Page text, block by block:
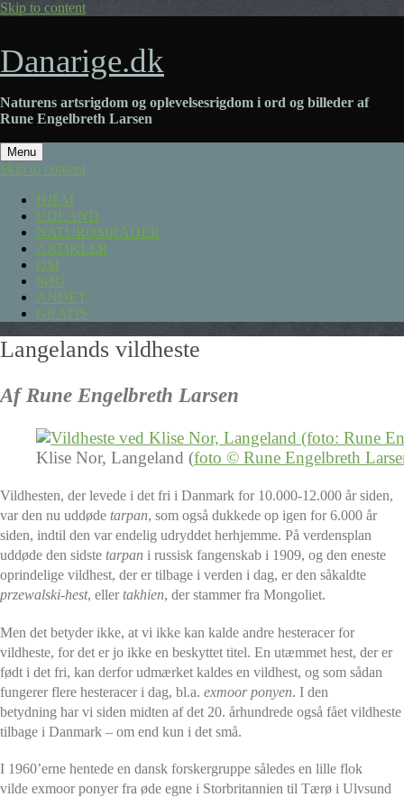
Skip to content
Danarige.dk
Naturens artsrigdom og oplevelsesrigdom i ord og billeder af
Rune Engelbreth Larsen
Menu
Skip to content
HJEM
UDLAND
NATUROMRÅDER
ARTIKLER
OM
SØG
ANDET
GRATIS
Langelands vildheste
Af Rune Engelbreth Larsen
Klise Nor, Langeland (foto © Rune Engelbreth
Vildhesten, der levede i det fri i Danmark for 10.000-12.000 år siden,
var den nu uddøde tarpan, som også dukkede op igen for 6.000 år
siden, indtil den var endelig udryddet herhjemme. På verdensplan
uddøde den sidste tarpan i russisk fangenskab i 1909, og den eneste
oprindelige vildhest, der er tilbage i verden i dag, er den såkaldte
przewalski-hest, ellertakhien, der stammer fra Mongoliet.
Men det betyder ikke, at vi ikke kan kalde andre hesteracer for
vildheste, for det er jo ikke en beskyttet titel. En utæmmet hest, der er
født i det fri, kan derfor udmærket kaldes en vildhest, og som sådan
fungerer flere hesteracer i dag, bl.a. exmoor ponyen. I den
betydning har vi siden midten af det 20. århundrede også fået vildheste
tilbage i Danmark – om end kun i det små.
I 1960’erne hentede en dansk forskergruppe således en lille flok
vilde exmoor ponyer fra øde egne i Storbritannien til Tærø i Ulvsund